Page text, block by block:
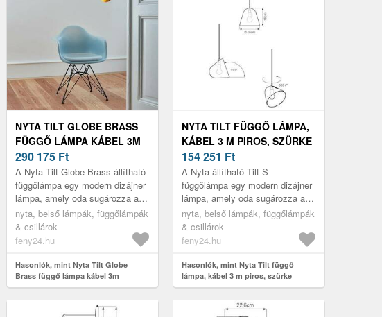
NYTA TILT GLOBE BRASS
FÜGGŐ LÁMPA KÁBEL 3M
290 175 Ft
A Nyta Tilt Globe Brass állítható
függőlámpa egy modern dizájner
lámpa, amely oda sugározza a
fényt, ahová szeretné. Ezt a
360°-ban elforgatható és...
nyta, belső lámpák, függőlámpák
& csillárok
feny24.hu
Hasonlók, mint Nyta Tilt Globe
Brass függő lámpa kábel 3m
NYTA TILT FÜGGŐ LÁMPA,
KÁBEL 3 M PIROS, SZÜRKE
154 251 Ft
A Nyta állítható Tilt S
függőlámpa egy modern dizájner
lámpa, amely oda sugározza a
fényt, ahová szeretné. Ezt az
alumíniumból készült árnyékoló
te...
nyta, belső lámpák, függőlámpák
& csillárok
feny24.hu
Hasonlók, mint Nyta Tilt függő
lámpa, kábel 3 m piros, szürke